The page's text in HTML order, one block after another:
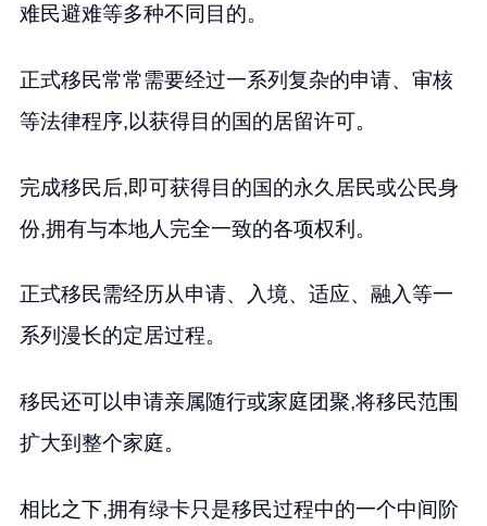
难民避难等多种不同目的。
正式移民常常需要经过一系列复杂的申请、审核
等法律程序,以获得目的国的居留许可。
完成移民后,即可获得目的国的永久居民或公民身
份,拥有与本地人完全一致的各项权利。
正式移民需经历从申请、入境、适应、融入等一
系列漫长的定居过程。
移民还可以申请亲属随行或家庭团聚,将移民范围
扩大到整个家庭。
相比之下,拥有绿卡只是移民过程中的一个中间阶